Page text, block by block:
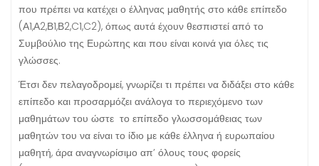
που πρέπει να κατέχει ο έλληνας μαθητής στο κάθε επίπεδο
(Α1,Α2,Β1,Β2,C1,C2), όπως αυτά έχουν θεσπιστεί από το
Συμβούλιο της Ευρώπης και που είναι κοινά για όλες τις
γλώσσες.
Έτσι δεν πελαγοδρομεί, γνωρίζει τι πρέπει να διδάξει στο κάθε
επίπεδο και προσαρμόζει ανάλογα το περιεχόμενο των
μαθημάτων του ώστε το επίπεδο γλωσσομάθειας των
μαθητών του να είναι το ίδιο με κάθε έλληνα ή ευρωπαίου
μαθητή, άρα αναγνωρίσιμο απ’ όλους τους φορείς